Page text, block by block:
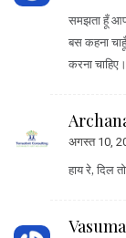
समझता हूँ
बस कहना
करना चाहिए।
अगस्त 10,
हाय रे, दिल